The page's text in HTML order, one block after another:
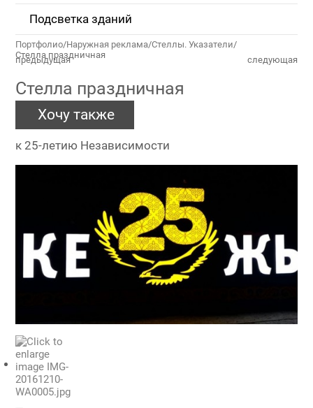
Подсветка зданий
Портфолио/Наружная реклама/Стеллы. Указатели/
Стелла праздничная
Стелла праздничная
Хочу также
к 25-летию Независимости
предыдущая следующая